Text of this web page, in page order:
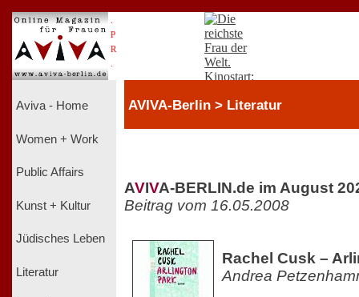
P
R
Aviva - Home
Women + Work
Public Affairs
Kunst + Kultur
Jüdisches Leben
Literatur
AVIVA-Berlin > Literatur
AVIVA-BERLIN.de im August
Beitrag vom 16.05.2008
Rachel Cusk –
Andrea